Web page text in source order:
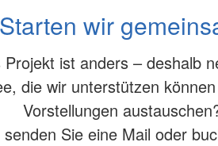
Schulungszwecken.
Starten wir
ist anders – deshalb
die wir unterstützen
Vorstellungen
Sie eine Mail oder